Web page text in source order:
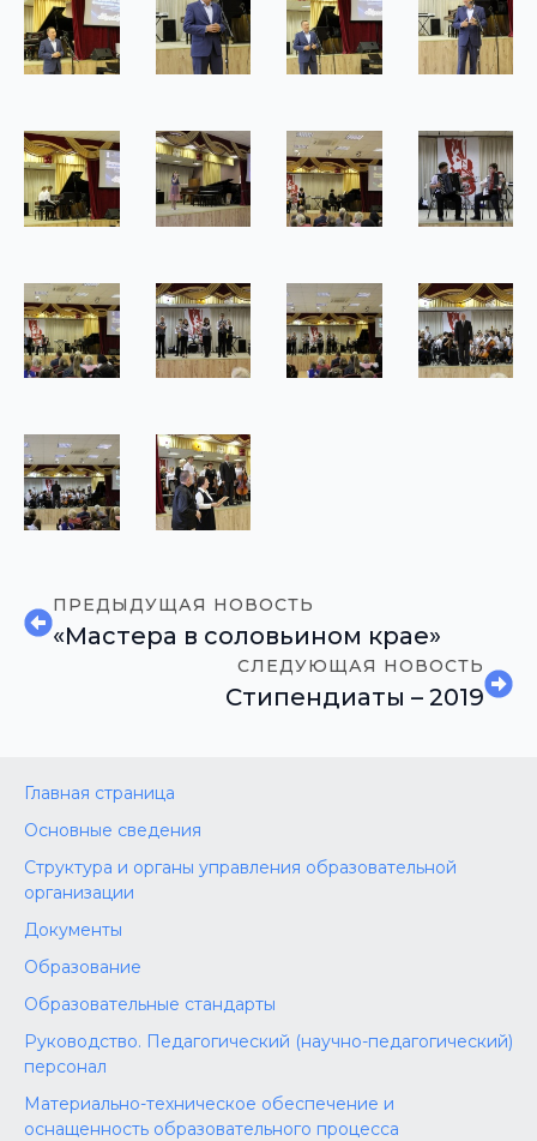
ПРЕДЫДУЩАЯ НОВОСТЬ
«Мастера в соловьином крае»
СЛЕДУЮЩАЯ НОВОСТЬ
Стипендиаты – 2019
Главная страница
Основные сведения
Структура и органы управления образовательной
организации
Документы
Образование
Образовательные стандарты
Руководство. Педагогический (научно-педагогический)
персонал
Материально-техническое обеспечение и
оснащенность образовательного процесса